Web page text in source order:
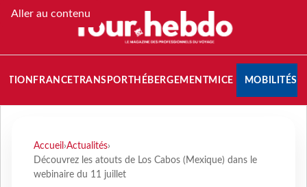
Aller au contenu
FRANCETRANSPORT HÉBERGEMENTMICE MOBILITÉS
Accueil ›Actualités›
Découvrez les atouts de Los Cabos (Mexique) dans le
webinaire du 11 juillet